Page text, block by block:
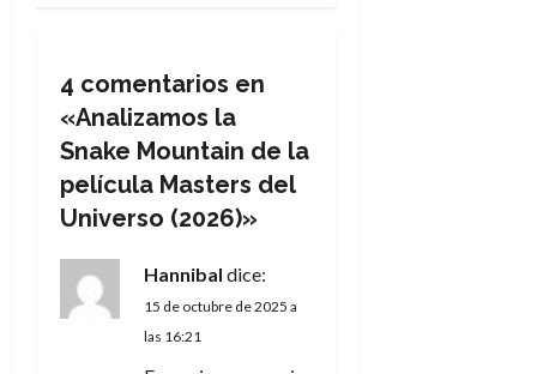
i
ó
n
d
e
e
4 comentarios en
«Analizamos la
Snake Mountain de la
película Masters del
Universo (2026)»
Hannibal dice:
15 de octubre de 2025 a
las 16:21